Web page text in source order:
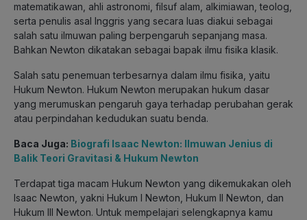
matematikawan, ahli astronomi, filsuf alam, alkimiawan, teolog,
serta penulis asal Inggris yang secara luas diakui sebagai
salah satu ilmuwan paling berpengaruh sepanjang masa.
Bahkan Newton dikatakan sebagai bapak ilmu fisika klasik.
Salah satu penemuan terbesarnya dalam ilmu fisika, yaitu
Hukum Newton. Hukum Newton merupakan hukum dasar
yang merumuskan pengaruh gaya terhadap perubahan gerak
atau perpindahan kedudukan suatu benda.
Baca Juga: Biografi Isaac Newton: Ilmuwan Jenius di
Balik Teori Gravitasi & Hukum Newton
Terdapat tiga macam Hukum Newton yang dikemukakan oleh
Isaac Newton, yakni Hukum I Newton, Hukum II Newton, dan
Hukum III Newton. Untuk mempelajari selengkapnya kamu